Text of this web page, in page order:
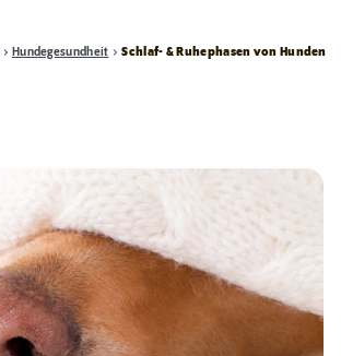
Hundegesundheit Schlaf- & Ruhephasen von Hunden